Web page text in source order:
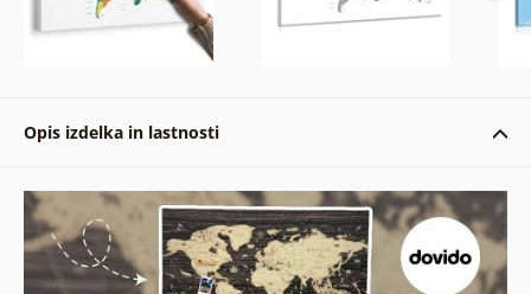
Opis izdelka in lastnosti